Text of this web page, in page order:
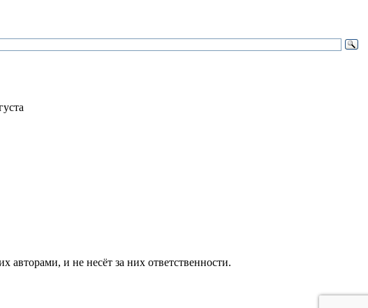
и не несёт за них ответственности.